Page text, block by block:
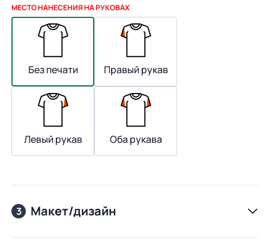
МЕСТО НАНЕСЕНИЯ НА РУКОВАХ
Без печати Правый рукав
Левый рукав Оба рукава
3 Макет/дизайн